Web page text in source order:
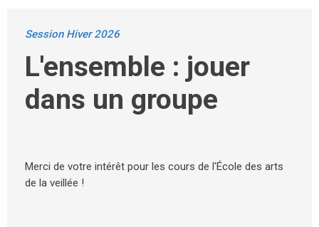
Session Hiver 2026
L'ensemble : jouer
dans un groupe
Merci de votre intérêt pour les cours de l'École des arts
de la veillée !